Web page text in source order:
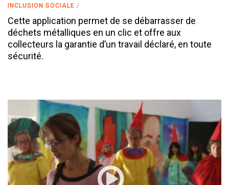
INCLUSION SOCIALE
Cette application permet de se débarrasser de
déchets métalliques en un clic et offre aux
collecteurs la garantie d’un travail déclaré, en toute
sécurité.